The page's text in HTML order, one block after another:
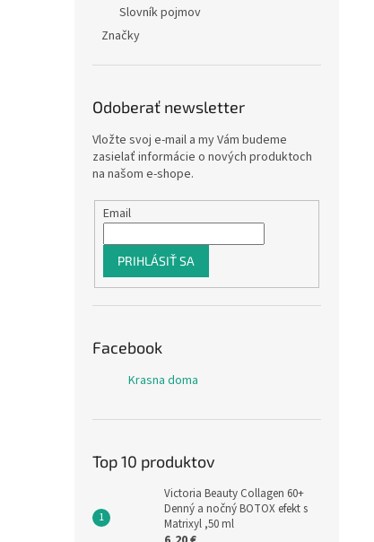
Slovník pojmov
Značky
Odoberať newsletter
Vložte svoj e-mail a my Vám budeme
zasielať informácie o nových produktoch
na našom e-shope.
Email
PRIHLÁSIŤ SA
Facebook
Krasna doma
Top 10 produktov
Victoria Beauty Collagen 60+
Denný a nočný BOTOX efekt s
Matrixyl ,50 ml